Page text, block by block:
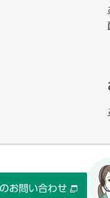
お問い合わせ